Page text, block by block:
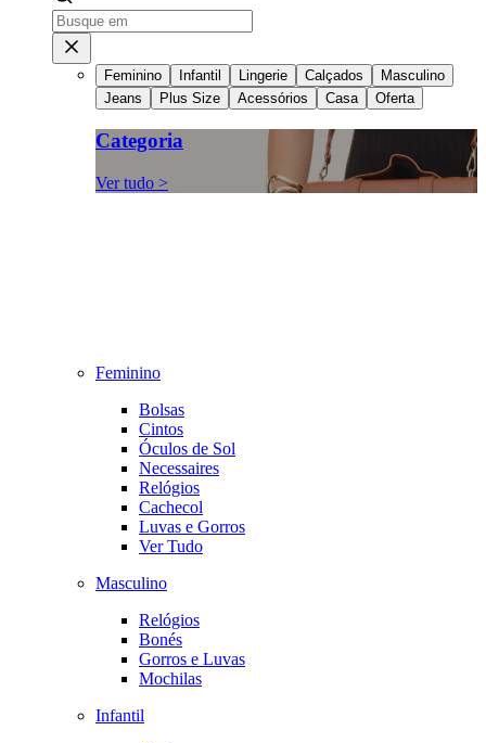
Feminino Infantil Lingerie Calçados
Masculino
Jeans
Plus Size Acessórios Casa Oferta
Categoria
Ver tudo >
Feminino
Bolsas
Cintos
Óculos de Sol
Necessaires
Relógios
Cachecol
Luvas e Gorros
Ver Tudo
Masculino
Relógios
Bonés
Gorros e Luvas
Mochilas
Infantil